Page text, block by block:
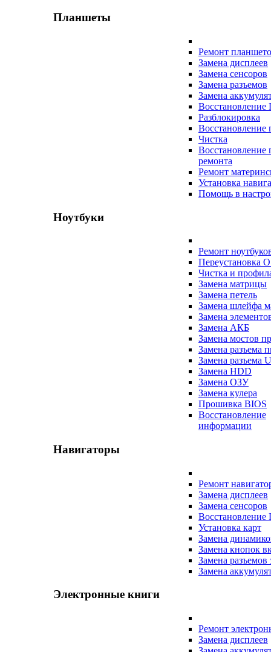
Планшеты
Ремонт
Замена дисплеев
Замена сенсоров
Замена разъемов
Замена
Разблокировка
Восстановление
Чистка
Восстановление
ремонта
Ремонт
Установка
Помощь в
Ноутбуки
Ремонт
Переустановка
Чистка и
Замена матрицы
Замена петель
Замена шлейфа
Замена
Замена АКБ
Замена мостов
Замена разъема
Замена разъема
Замена HDD
Замена ОЗУ
Замена кулера
Прошивка BIOS
Восстановление
информации
Навигаторы
Ремонт
Замена дисплеев
Замена сенсоров
Установка карт
Замена
Замена кнопок
Замена разъемов
Замена
Электронные книги
Ремонт
Замена дисплеев